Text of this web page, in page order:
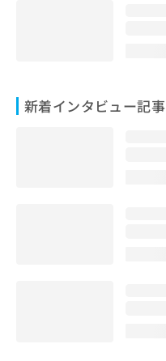
新着インタビュー記事